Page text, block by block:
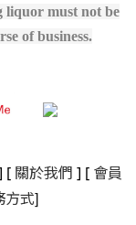
liquor must not be
of business.
[ 關於我們 ] [ 會員
方式]